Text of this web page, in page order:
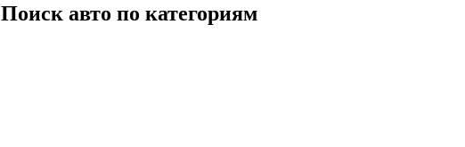
Поиск авто по категориям